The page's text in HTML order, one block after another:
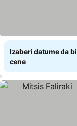
Izaberi datume da
cene